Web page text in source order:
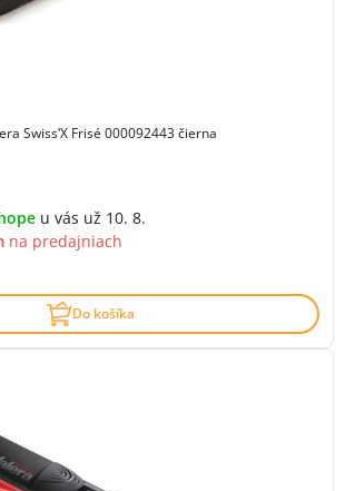
SwissʹX Frisé 000092443 čierna
u vás už 10. 8.
na predajniach
Do košíka